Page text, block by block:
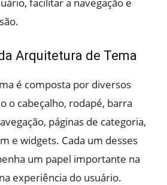
Arquitetura de Tema
é composta por diversos
o cabeçalho, rodapé, barra
páginas de categoria,
e widgets. Cada um desses
um papel importante na
experiência do usuário.